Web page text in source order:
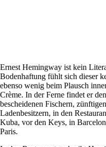
Ernest Hemingway ist kein
Bodenhaftung fühlt sich dieser
ebenso wenig beim Plausch
Crème. In der Ferne findet er
bescheidenen Fischern,
Ladenbesitzern, in den
Kuba, vor den Keys, in
Paris.